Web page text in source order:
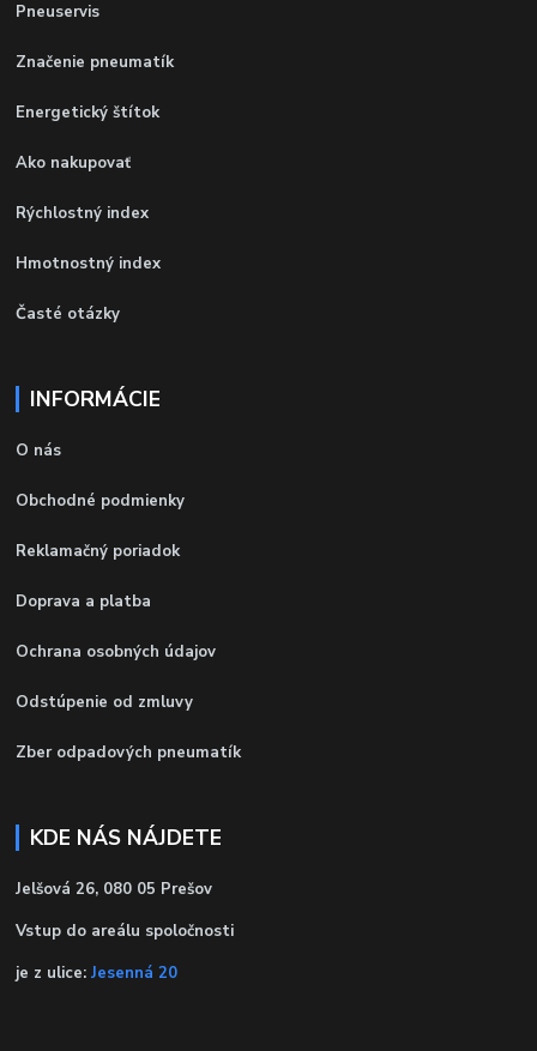
Pneuservis
Značenie pneumatík
Energetický štítok
Ako nakupovať
Rýchlostný index
Hmotnostný index
Časté otázky
INFORMÁCIE
O nás
Obchodné podmienky
Reklamačný poriadok
Doprava a platba
Ochrana osobných údajov
Odstúpenie od zmluvy
Zber odpadových pneumatík
KDE NÁS NÁJDETE
Jelšová 26, 080 05 Prešov
Vstup do areálu spoločnosti
je z ulice: Jesenná 20